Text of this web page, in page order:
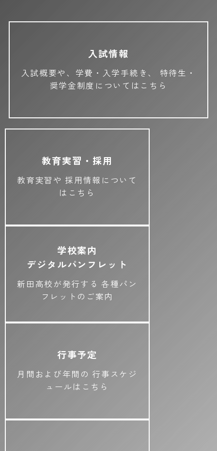
入試情報
入試概要や、学費・入学手続き、
特待生・
奨学金制度についてはこちら
教育実習・採用
教育実習や 採用情報について
はこちら
学校案内
デジタルパンフレット
新田高校が発行する 各種パン
フレットのご案内
行事予定
月間および年間の 行事スケジ
ュールはこちら